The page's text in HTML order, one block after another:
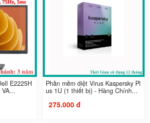
E2225H
Phần mềm diệt Virus Kaspersky Pl
us 1U (1 thiết bị) - Hàng Chính...
275.000 đ